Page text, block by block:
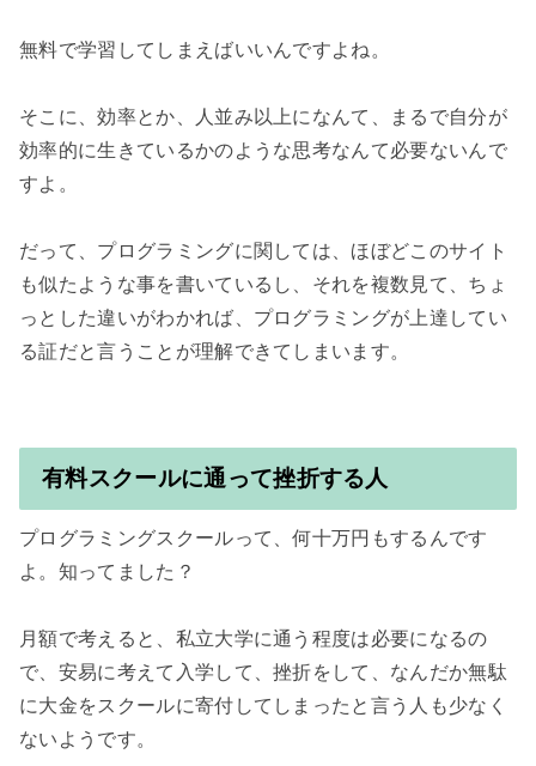
無料で学習してしまえばいいんですよね。
そこに、効率とか、人並み以上になんて、まるで自分が
効率的に生きているかのような思考なんて必要ないんで
すよ。
だって、プログラミングに関しては、ほぼどこのサイト
も似たような事を書いているし、それを複数見て、ちょ
っとした違いがわかれば、プログラミングが上達してい
る証だと言うことが理解できてしまいます。
有料スクールに通って挫折する人
プログラミングスクールって、何十万円もするんです
よ。知ってました？
月額で考えると、私立大学に通う程度は必要になるの
で、安易に考えて入学して、挫折をして、なんだか無駄
に大金をスクールに寄付してしまったと言う人も少なく
ないようです。